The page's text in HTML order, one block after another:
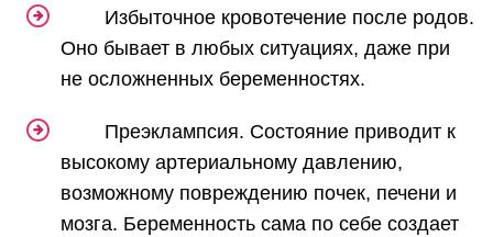
Избыточное кровотечение после родов.
Оно бывает в любых ситуациях, даже при
не осложненных беременностях.
Преэклампсия. Состояние приводит к
высокому артериальному давлению,
возможному повреждению почек, печени и
мозга. Беременность сама по себе создает